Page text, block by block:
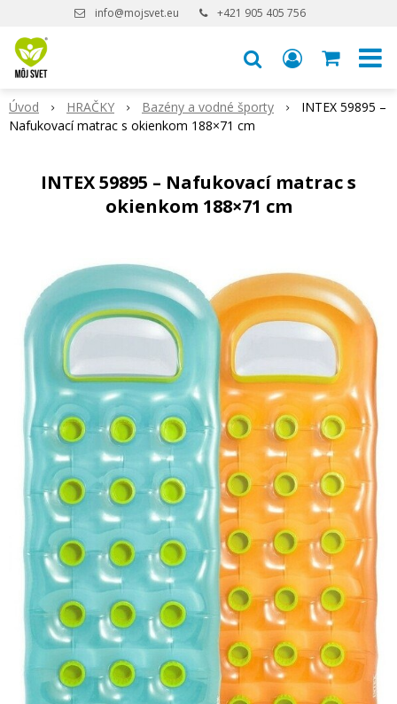
info@mojsvet.eu +421 905 405 756
Úvod HRAČKY Bazény a vodné športy
INTEX 59895 –
Nafukovací matrac s okienkom 188×71 cm
INTEX 59895 – Nafukovací matrac s
okienkom 188×71 cm